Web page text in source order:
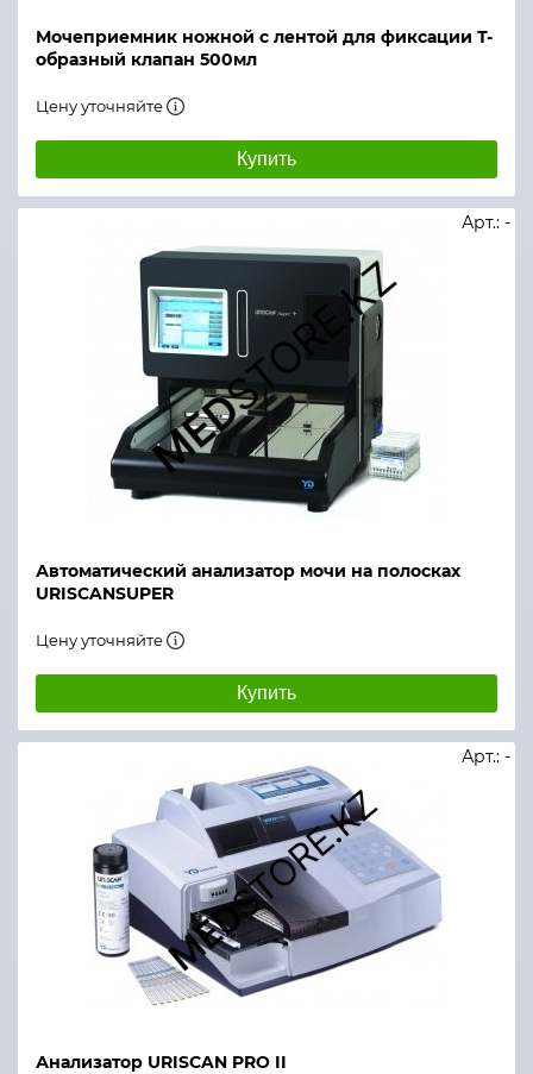
Мочеприемник ножной с лентой для фиксации Т-
образный клапан 500мл
Цену уточняйте
Купить
Автоматический анализатор мочи на полосках
URISCANSUPER
Арт.: -
Цену уточняйте
Купить
Анализатор URISCAN PRO II
Арт.: -